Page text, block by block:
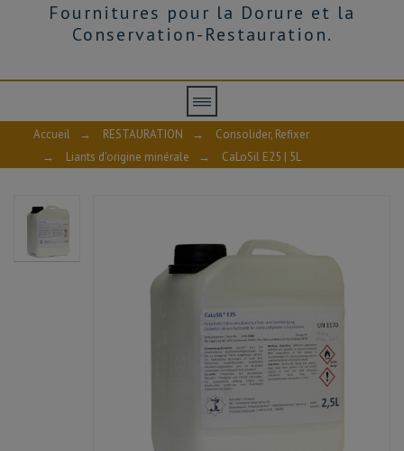
Fournitures pour la Dorure et la
Conservation-Restauration.
Accueil → RESTAURATION →
Consolider, Refixer
→
Liants d'origine minérale → CaLoSil E25 | 5L
CALOSILgamme-INFO